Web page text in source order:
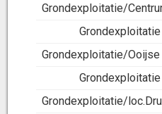
Grondexploitatie/
Grondexploitatie
Grondexploitatie/Ooijse
Grondexploitatie
Grondexploitatie/